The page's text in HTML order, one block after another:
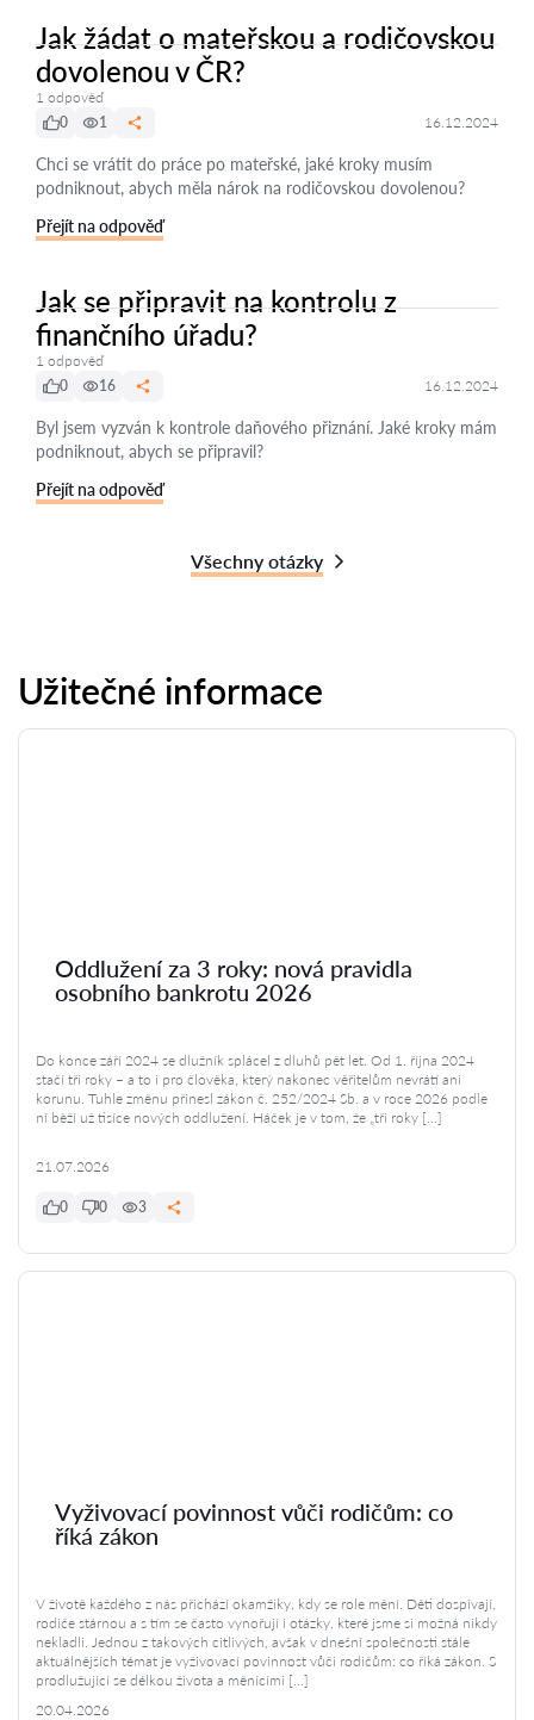
Jak žádat o mateřskou a rodičovskou
dovolenou v ČR?
1 odpověď
0
1 16.12.2024
Chci se vrátit do práce po mateřské, jaké kroky musím
podniknout, abych měla nárok na rodičovskou dovolenou?
Přejít na odpověď
Jak se připravit na kontrolu z
finančního úřadu?
1 odpověď
0
16 16.12.2024
Byl jsem vyzván k kontrole daňového přiznání. Jaké kroky mám
podniknout, abych se připravil?
Přejít na odpověď
Všechny otázky
Užitečné informace
Oddlužení za 3 roky: nová pravidla
osobního bankrotu 2026
Do konce září 2024 se dlužník splácel z dluhů pět let. Od 1. října 2024
stačí tři roky – a to i pro člověka, který nakonec věřitelům nevrátí ani
korunu. Tuhle změnu přinesl zákon č. 252/2024 Sb. a v roce 2026 podle
ní běží už tisíce nových oddlužení. Háček je v tom, že „tři roky […]
21.07.2026
0 0 3
Vyživovací povinnost vůči rodičům: co
říká zákon
V životě každého z nás přichází okamžiky, kdy se role mění. Děti dospívají,
rodiče stárnou a s tím se často vynořují i otázky, které jsme si možná nikdy
nekladli. Jednou z takových citlivých, avšak v dnešní společnosti stále
aktuálnějších témat je vyživovací povinnost vůči rodičům: co říká zákon. S
prodlužující se délkou života a měnícími […]
20.04.2026